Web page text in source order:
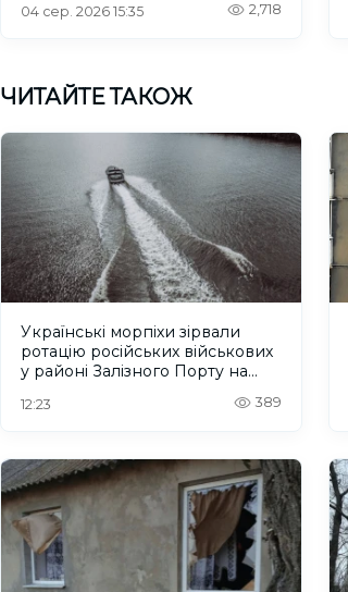
04 сер. 2026 15:35 2,718
ЧИТАЙТЕ ТАКОЖ
Українські морпіхи зірвали
ротацію російських військових
у районі Залізного Порту на
12:23 389